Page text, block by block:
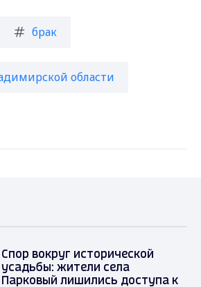
брак
области
Спор вокруг исторической
усадьбы: жители села
Парковый лишились доступа к